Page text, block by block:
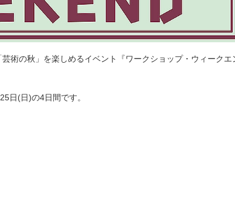
術の秋」を楽しめるイベント『ワークショップ・ウィークエ
日(日)の4日間です。